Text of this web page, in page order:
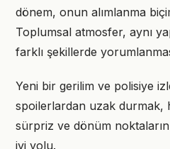
dönem, onun alımlanma
Toplumsal atmosfer, aynı
farklı şekillerde
Yeni bir gerilim ve polisiye
spoilerlardan uzak durmak,
sürpriz ve dönüm
iyi yolu.